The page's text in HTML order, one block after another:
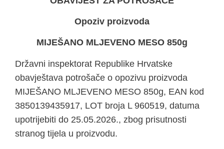
Opoziv proizvoda
MIJEŠANO MLJEVENO MESO 850g
Državni inspektorat Republike Hrvatske
obavještava potrošače o opozivu proizvoda
MIJEŠANO MLJEVENO MESO 850g, EAN kod
3850139435917, LOT broja L 960519, datuma
upotrijebiti do 25.05.2026., zbog prisutnosti
stranog tijela u proizvodu.